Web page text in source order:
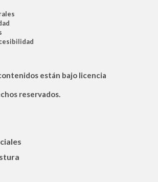
están bajo licencia
reservados.